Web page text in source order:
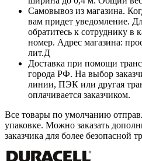
Самовывоз из магазина.
вам придет уведомление.
обратитесь к сотруднику в
номер. Адрес магазина:
лит.Д
Доставка при помощи
города РФ. На выбор
линии, ПЭК или другая
оплачивается заказчиком.
Все товары по умолчанию
упаковке. Можно заказать
заказчика для более безопасной